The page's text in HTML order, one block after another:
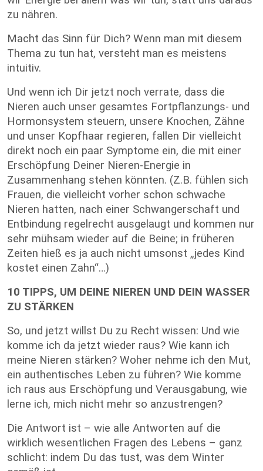
zu nähren.
Macht das Sinn für Dich? Wenn man mit diesem
Thema zu tun hat, versteht man es meistens
intuitiv.
Und wenn ich Dir jetzt noch verrate, dass die
Nieren auch unser gesamtes Fortpflanzungs- und
Hormonsystem steuern, unsere Knochen, Zähne
und unser Kopfhaar regieren, fallen Dir vielleicht
direkt noch ein paar Symptome ein, die mit einer
Erschöpfung Deiner Nieren-Energie in
Zusammenhang stehen könnten. (Z.B. fühlen sich
Frauen, die vielleicht vorher schon schwache
Nieren hatten, nach einer Schwangerschaft und
Entbindung regelrecht ausgelaugt und kommen nur
sehr mühsam wieder auf die Beine; in früheren
Zeiten hieß es ja auch nicht umsonst „jedes Kind
kostet einen Zahn“…)
10 TIPPS, UM DEINE NIEREN UND DEIN WASSER
ZU STÄRKEN
So, und jetzt willst Du zu Recht wissen: Und wie
komme ich da jetzt wieder raus? Wie kann ich
meine Nieren stärken? Woher nehme ich den Mut,
ein authentisches Leben zu führen? Wie komme
ich raus aus Erschöpfung und Verausgabung, wie
lerne ich, mich nicht mehr so anzustrengen?
Die Antwort ist – wie alle Antworten auf die
wirklich wesentlichen Fragen des Lebens – ganz
schlicht: indem Du das tust, was dem Winter